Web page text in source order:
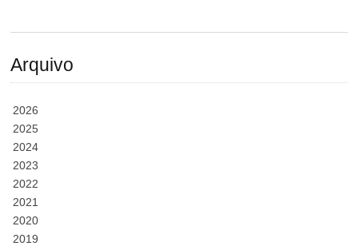
Arquivo
2026
2025
2024
2023
2022
2021
2020
2019